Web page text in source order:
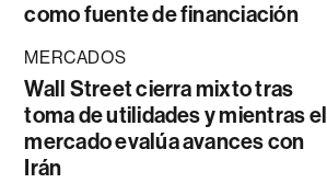
como fuente de financiación
MERCADOS
Wall Street cierra mixto tras
toma de utilidades y mientras el
mercado evalúa avances con
Irán